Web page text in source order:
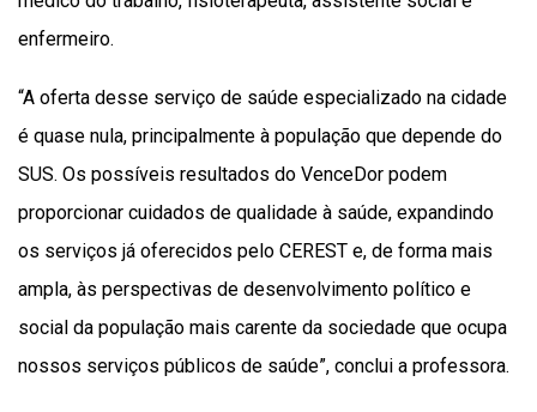
enfermeiro.
“A oferta desse serviço de saúde especializado na cidade
é quase nula, principalmente à população que depende do
SUS. Os possíveis resultados do VenceDor podem
proporcionar cuidados de qualidade à saúde, expandindo
os serviços já oferecidos pelo CEREST e, de forma mais
ampla, às perspectivas de desenvolvimento político e
social da população mais carente da sociedade que ocupa
nossos serviços públicos de saúde”, conclui a professora.